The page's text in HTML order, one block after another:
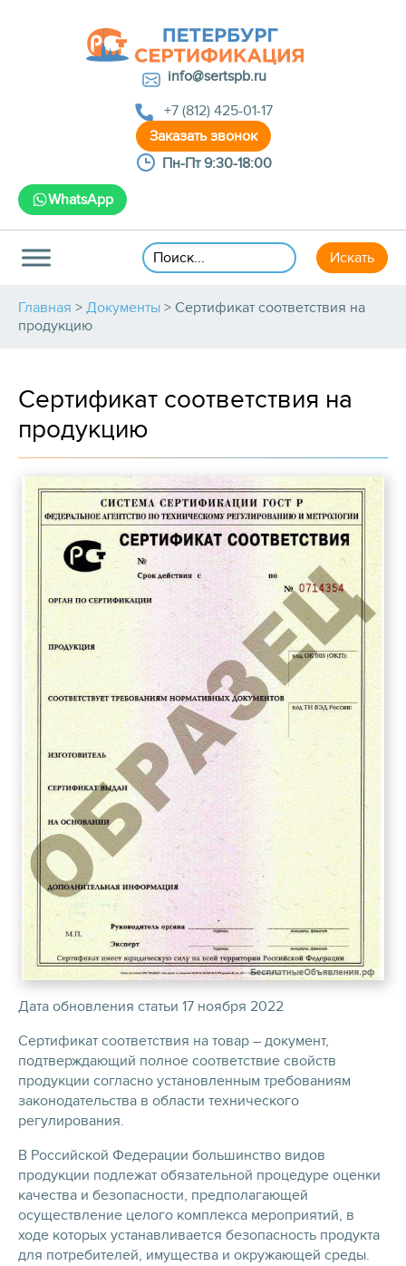
info@sertspb.ru
+7 (812) 425-01-17
Пн-Пт 9:30-18:00
WhatsApp
Главная > Документы > Сертификат соответствия на
продукцию
Сертификат соответствия на
продукцию
Дата обновления статьи 17 ноября 2022
Сертификат соответствия на товар – документ,
подтверждающий полное соответствие свойств
продукции согласно установленным требованиям
законодательства в области технического
регулирования.
В Российской Федерации большинство видов
продукции подлежат обязательной процедуре оценки
качества и безопасности, предполагающей
осуществление целого комплекса мероприятий, в
ходе которых устанавливается безопасность продукта
для потребителей, имущества и окружающей среды.